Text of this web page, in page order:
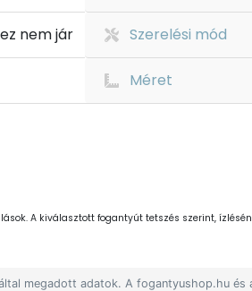
nem jár Szerelési mód
Méret
A kiválasztott fogantyút tetszés szerint,
megadott adatok. A fogantyushop.hu és